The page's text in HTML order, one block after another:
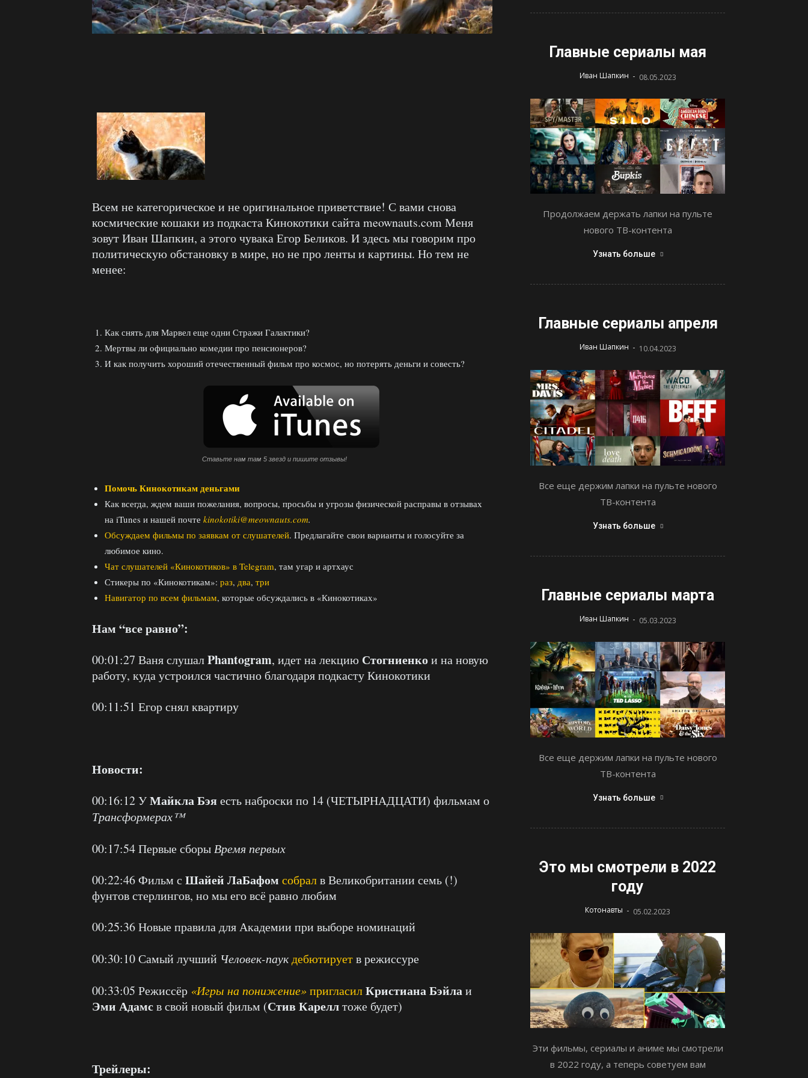
Всем не категорическое и не оригинальное приветствие! С вами снова
космические кошаки из подкаста Кинокотики сайта meownauts.com Меня
зовут Иван Шапкин, а этого чувака Егор Беликов. И здесь мы говорим про
политическую обстановку в мире, но не про ленты и картины. Но тем не
менее:
Как снять для Марвел еще одни Стражи Галактики?
Мертвы ли официально комедии про пенсионеров?
И как получить хороший отечественный фильм про космос, но потерять деньги и совесть?
Ставьте нам там 5 звезд и пишите отзывы!
Помочь Кинокотикам деньгами
Как всегда, ждем ваши пожелания, вопросы, просьбы и угрозы физической расправы в отзывах
на iTunes и нашей почте kinokotiki@meownauts.com.
Обсуждаем фильмы по заявкам от слушателей. Предлагайте свои варианты и голосуйте за
любимое кино.
Чат слушателей «Кинокотиков» в Telegram, там угар и артхаус
Стикеры по «Кинокотикам»: раз, два, три
Навигатор по всем фильмам, которые обсуждались в «Кинокотиках»
Нам “все равно”:
00:01:27 Ваня слушалPhantogram, идет на лекцию Стогниенкои на новую
работу, куда устроился частично благодаря подкасту Кинокотики
00:11:51 Егор снял квартиру
Новости:
00:16:12 УМайкла Бэяесть наброски по 14 (ЧЕТЫРНАДЦАТИ) фильмам о
Трансформерах™
00:17:54 Первые сборы Время первых
00:22:46 Фильм с Шайей ЛаБафом собралв Великобритании семь (!)
фунтов стерлингов, но мы его всё равно любим
00:25:36 Новые правила для Академии при выборе номинаций
00:30:10 Самый лучший Человек-паукдебютируетв режиссуре
00:33:05 Режиссёр «Игры на понижение»пригласилКристиана Бэйлаи
Эми Адамсв свой новый фильм (Стив Кареллтоже будет)
Трейлеры:
Главные сериалы мая
Иван Шапкин - 08.05.2023
Продолжаем держать лапки на пульте
нового ТВ-контента
Узнать больше
Главные сериалы апреля
Иван Шапкин - 10.04.2023
Все еще держим лапки на пульте нового
ТВ-контента
Узнать больше
Главные сериалы марта
Иван Шапкин - 05.03.2023
Все еще держим лапки на пульте нового
ТВ-контента
Узнать больше
Это мы смотрели в 2022
году
Котонавты - 05.02.2023
Эти фильмы, сериалы и аниме мы смотрели
в 2022 году, а теперь советуем вам